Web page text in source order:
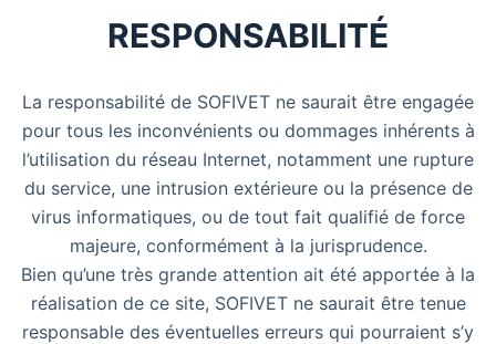
RESPONSABILITÉ
La responsabilité de SOFIVET ne saurait être engagée
pour tous les inconvénients ou dommages inhérents à
l’utilisation du réseau Internet, notamment une rupture
du service, une intrusion extérieure ou la présence de
virus informatiques, ou de tout fait qualifié de force
majeure, conformément à la jurisprudence.
Bien qu’une très grande attention ait été apportée à la
réalisation de ce site, SOFIVET ne saurait être tenue
responsable des éventuelles erreurs qui pourraient s’y